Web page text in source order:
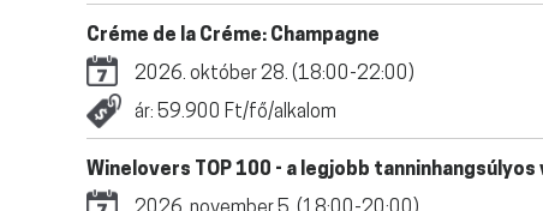
Créme de la Créme: Champagne
2026. október 28. (18:00-22:00)
ár: 59.900 Ft/fő/alkalom
Winelovers TOP 100 - a legjobb